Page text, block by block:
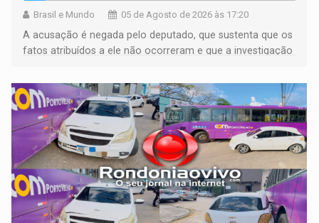
Brasil e Mundo 05 de Agosto de 2026 às 17:20
A acusação é negada pelo deputado, que sustenta que os
fatos atribuídos a ele não ocorreram e que a investigação